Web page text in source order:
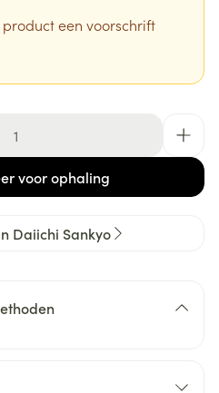
een voorschrift
voor ophaling
Daiichi Sankyo